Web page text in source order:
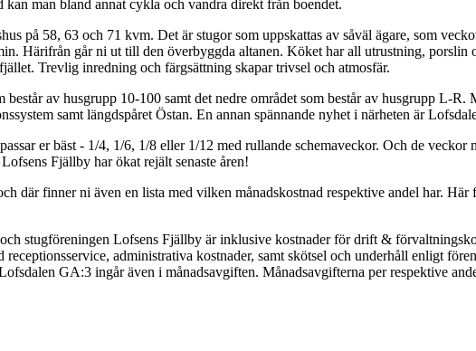
man bland annat cykla och vandra direkt från boendet.
på 58, 63 och 71 kvm. Det är stugor som uppskattas av såväl ägare, som
Härifrån går ni ut till den överbyggda altanen. Köket har all utrustning, porslin
Trevlig inredning och färgsättning skapar trivsel och atmosfär.
av husgrupp 10-100 samt det nedre området som består av husgrupp L-
samt längdspåret Östan. En annan spännande nyhet i närheten är
er bäst - 1/4, 1/6, 1/8 eller 1/12 med rullande schemaveckor. Och de
Fjällby har ökat rejält senaste åren!
där finner ni även en lista med vilken månadskostnad respektive andel har.
stugföreningen Lofsens Fjällby är inklusive kostnader för drift &
administrativa kostnader, samt skötsel och underhåll enligt
GA:3 ingår även i månadsavgiften. Månadsavgifterna per respektive